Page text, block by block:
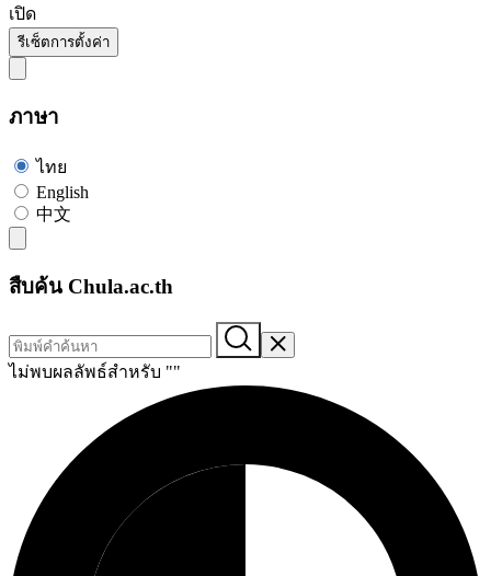
เปิด
รีเซ็ตการตั้งค่า
ภาษา
ไทย
English
中文
สืบค้น Chula.ac.th
ไม่พบผลลัพธ์สำหรับ ""